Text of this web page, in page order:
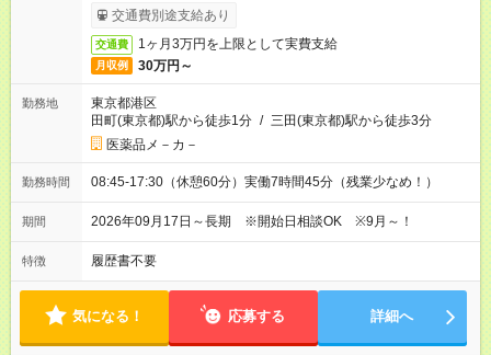
ービス利用可（利用条件有）
交通費別途支給あり
交通費 1ヶ月3万円を上限として実費支給
月収例 30万円～
勤務地
東京都港区
田町(東京都)駅から徒歩1分 / 三田(東京都)駅から徒歩3分
医薬品メ－カ－
勤務時間 08:45-17:30（休憩60分）実働7時間45分（残業少なめ！）
期間 2026年09月17日～長期 ※開始日相談OK ※9月～！
特徴 履歴書不要
気になる！ 応募する 詳細へ